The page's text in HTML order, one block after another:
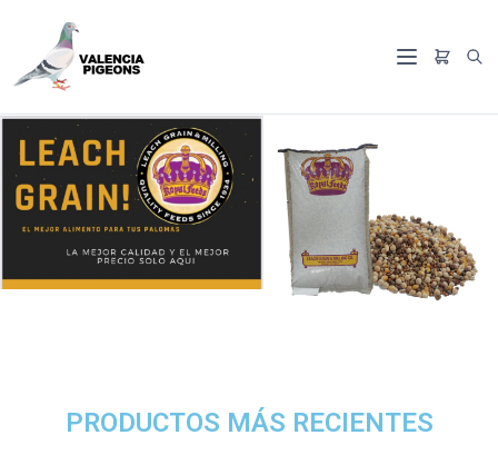
PRODUCTOS MÁS RECIENTES